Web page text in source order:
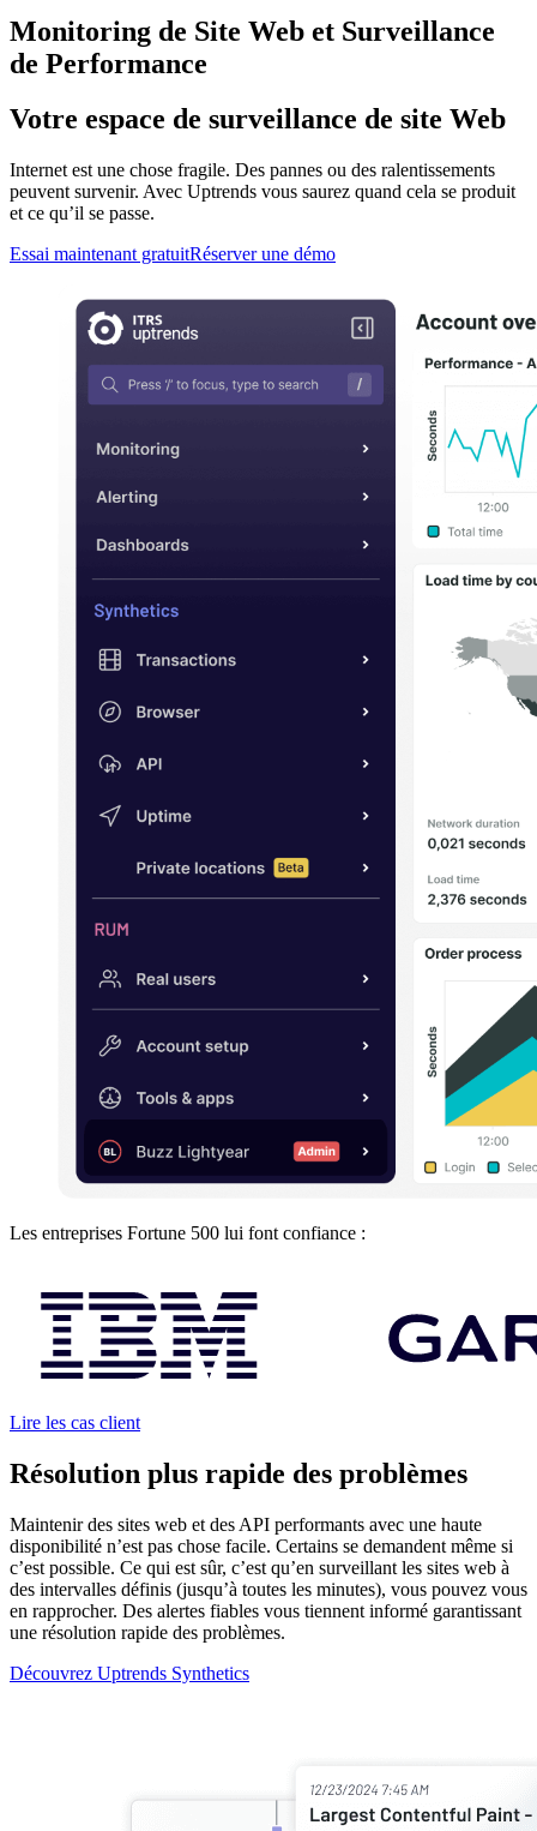
Monitoring de Site Web et Surveillance
de Performance
Votre espace de surveillance de site Web
Internet est une chose fragile. Des pannes ou des ralentissements
peuvent survenir. Avec Uptrends vous saurez quand cela se produit
et ce qu’il se passe.
Essai maintenant gratuitRéserver une démo
Les entreprises Fortune 500 lui font confiance :
Lire les cas client
Résolution plus rapide des problèmes
Maintenir des sites web et des API performants avec une haute
disponibilité n’est pas chose facile. Certains se demandent même si
c’est possible. Ce qui est sûr, c’est qu’en surveillant les sites web à
des intervalles définis (jusqu’à toutes les minutes), vous pouvez vous
en rapprocher. Des alertes fiables vous tiennent informé garantissant
une résolution rapide des problèmes.
Découvrez Uptrends Synthetics